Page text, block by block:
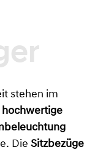
stehen im
hochwertige
Die Sitzbezüge